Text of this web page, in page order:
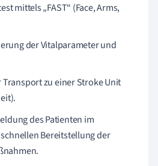
mittels „FAST“ (Face, Arms,
der Vitalparameter und
Transport zu einer Stroke Unit
des Patienten im
Bereitstellung der